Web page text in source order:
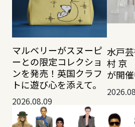
マルベリーがスヌーピ
ーとの限定コレクショ
ンを発売！英国クラフ
トに遊び心を添えて。
2026.08.09
水戸
村 京
が開催